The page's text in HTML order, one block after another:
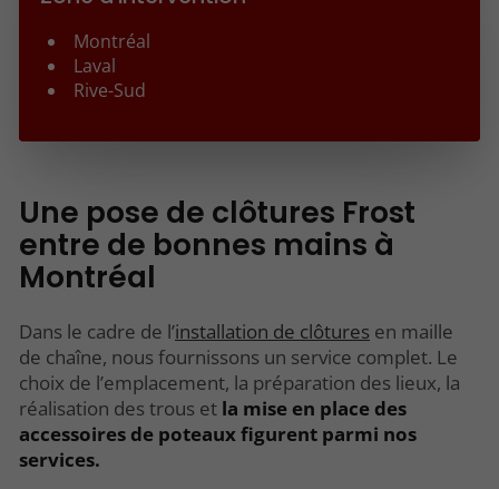
Montréal
Laval
Rive-Sud
Une pose de clôtures Frost
entre de bonnes mains à
Montréal
Dans le cadre de l’installation de clôtures en maille
de chaîne, nous fournissons un service complet. Le
choix de l’emplacement, la préparation des lieux, la
réalisation des trous et la mise en place des
accessoires de poteaux figurent parmi nos
services.